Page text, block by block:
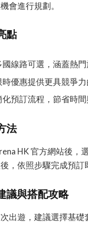
會進行規劃。
點
國線路可選，涵蓋熱
時優惠提供更具競爭
化預訂流程，節省時間
法
HK 官方網站後，
，依照步驟完成預訂
議與搭配攻略
出遊，建議選擇基